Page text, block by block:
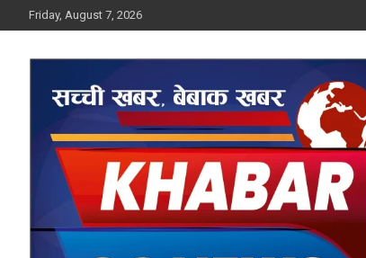
to
Friday, August 7, 2026